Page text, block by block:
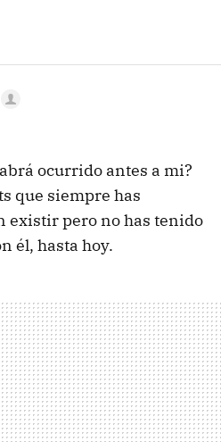
ocurrido antes a mi?
que siempre has
existir pero no has tenido
él, hasta hoy.